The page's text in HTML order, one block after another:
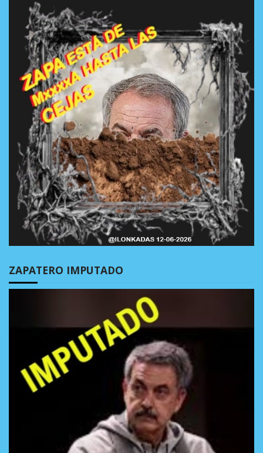
ZAPATERO IMPUTADO